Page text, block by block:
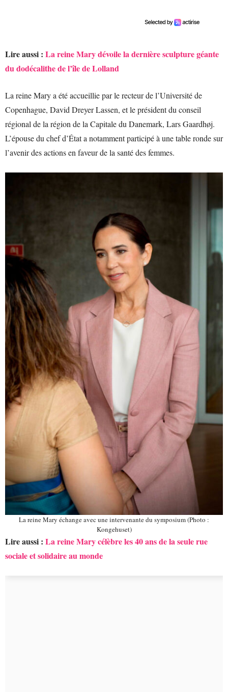
Lire aussi : La reine Mary dévoile la dernière sculpture géante
du dodécalithe de l’île de Lolland
La reine Mary a été accueillie par le recteur de l’Université de
Copenhague, David Dreyer Lassen, et le président du conseil
régional de la région de la Capitale du Danemark, Lars Gaardhøj.
L’épouse du chef d’État a notamment participé à une table ronde sur
l’avenir des actions en faveur de la santé des femmes.
La reine Mary échange avec une intervenante du symposium (Photo :
Kongehuset)
Lire aussi : La reine Mary célèbre les 40 ans de la seule rue
sociale et solidaire au monde